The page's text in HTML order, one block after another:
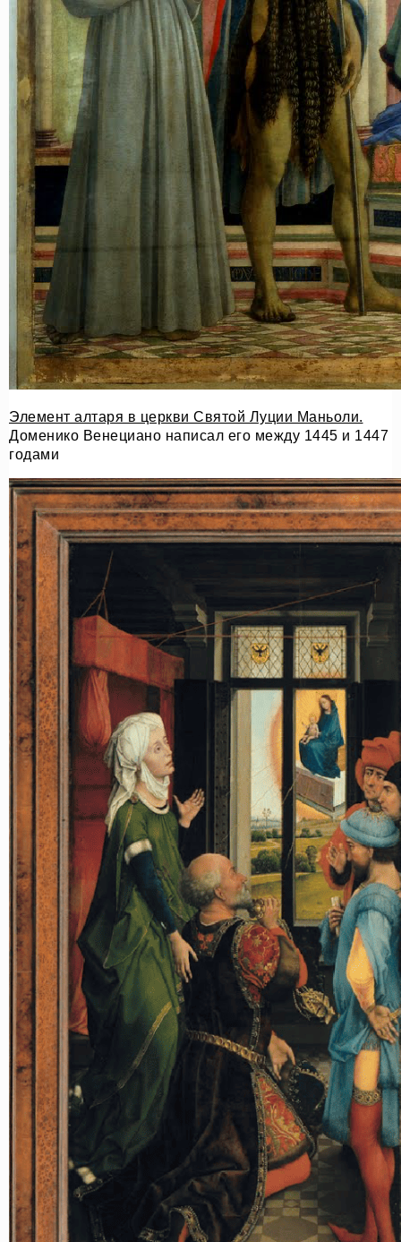
Элемент алтаря в церкви Святой Луции Маньоли.
Доменико Венециано написал его между 1445 и 1447
годами